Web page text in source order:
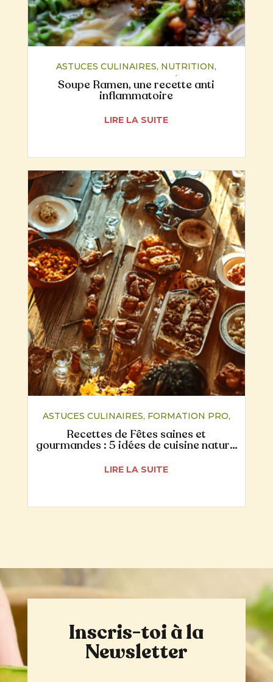
Soupe Ramen, une recette anti
inflammatoire
ASTUCES CULINAIRES, NUTRITION,
RECETTES, SANTÉ
LIRE LA SUITE
Recettes de Fêtes saines et
gourmandes : 5 idées de cuisine naturo
ASTUCES CULINAIRES, FORMATION PRO,
NUTRITION, RECETTES
LIRE LA SUITE
Inscris-toi à la
Newsletter